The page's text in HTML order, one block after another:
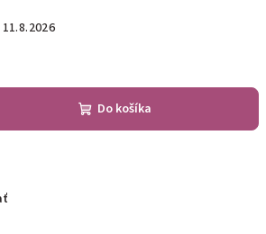
11.8.2026
Do košíka